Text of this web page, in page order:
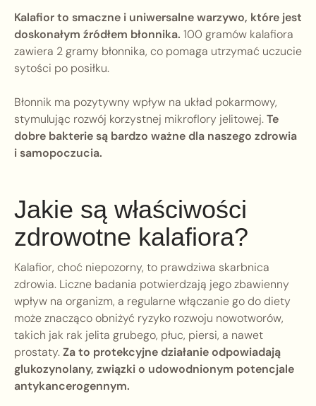
Kalafior to smaczne i uniwersalne warzywo, które jest
doskonałym źródłem błonnika. 100 gramów kalafiora
zawiera 2 gramy błonnika, co pomaga utrzymać uczucie
sytości po posiłku.
Błonnik ma pozytywny wpływ na układ pokarmowy,
stymulując rozwój korzystnej mikroflory jelitowej.Te
dobre bakterie są bardzo ważne dla naszego zdrowia
i samopoczucia.
Jakie są właściwości
zdrowotne kalafiora?
Kalafior, choć niepozorny, to prawdziwa skarbnica
zdrowia. Liczne badania potwierdzają jego zbawienny
wpływ na organizm, a regularne włączanie go do diety
może znacząco obniżyć ryzyko rozwoju nowotworów,
takich jak rak jelita grubego, płuc, piersi, a nawet
prostaty.Za to protekcyjne działanie odpowiadają
glukozynolany, związki o udowodnionym potencjale
antykancerogennym.